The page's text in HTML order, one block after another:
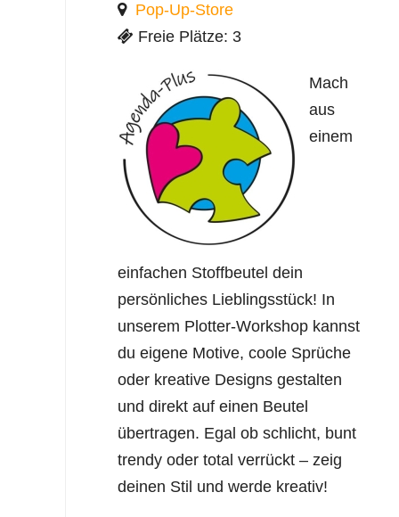
Pop-Up-Store
Freie Plätze: 3
Mach
aus
einem
einfachen Stoffbeutel dein
persönliches Lieblingsstück! In
unserem Plotter-Workshop kannst
du eigene Motive, coole Sprüche
oder kreative Designs gestalten
und direkt auf einen Beutel
übertragen. Egal ob schlicht, bunt
trendy oder total verrückt – zeig
deinen Stil und werde kreativ!